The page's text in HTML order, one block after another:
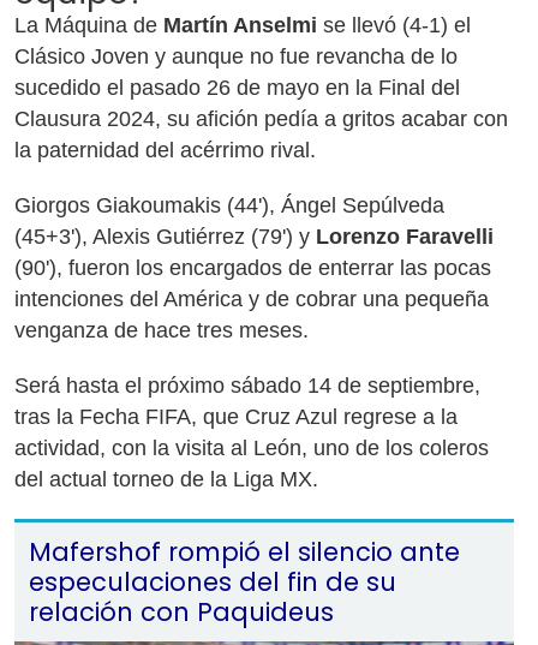
La Máquina de Martín Anselmi se llevó (4-1) el
Clásico Joven y aunque no fue revancha de lo
sucedido el pasado 26 de mayo en la Final del
Clausura 2024, su afición pedía a gritos acabar con
la paternidad del acérrimo rival.
Giorgos Giakoumakis (44'), Ángel Sepúlveda
(45+3'), Alexis Gutiérrez (79') y Lorenzo Faravelli
(90'), fueron los encargados de enterrar las pocas
intenciones del América y de cobrar una pequeña
venganza de hace tres meses.
Será hasta el próximo sábado 14 de septiembre,
tras la Fecha FIFA, que Cruz Azul regrese a la
actividad, con la visita al León, uno de los coleros
del actual torneo de la Liga MX.
Mafershof rompió el silencio ante
especulaciones del fin de su
relación con Paquideus